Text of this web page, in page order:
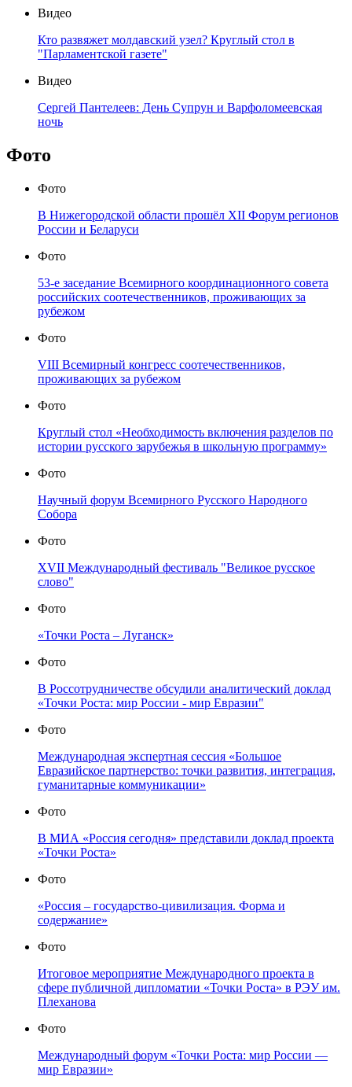
Видео
Кто развяжет молдавский узел? Круглый стол в
"Парламентской газете"
Видео
Сергей Пантелеев: День Супрун и Варфоломеевская
ночь
Фото
Фото
В Нижегородской области прошёл XII Форум регионов
России и Беларуси
Фото
53-е заседание Всемирного координационного совета
российских соотечественников, проживающих за
рубежом
Фото
VIII Всемирный конгресс соотечественников,
проживающих за рубежом
Фото
Круглый стол «Необходимость включения разделов по
истории русского зарубежья в школьную программу»
Фото
Научный форум Всемирного Русского Народного
Собора
Фото
XVII Международный фестиваль "Великое русское
слово"
Фото
«Точки Роста – Луганск»
Фото
В Россотрудничестве обсудили аналитический доклад
«Точки Роста: мир России - мир Евразии"
Фото
Международная экспертная сессия «Большое
Евразийское партнерство: точки развития, интеграция,
гуманитарные коммуникации»
Фото
В МИА «Россия сегодня» представили доклад проекта
«Точки Роста»
Фото
«Россия – государство-цивилизация. Форма и
содержание»
Фото
Итоговое мероприятие Международного проекта в
сфере публичной дипломатии «Точки Роста» в РЭУ им.
Плеханова
Фото
Международный форум «Точки Роста: мир России —
мир Евразии»